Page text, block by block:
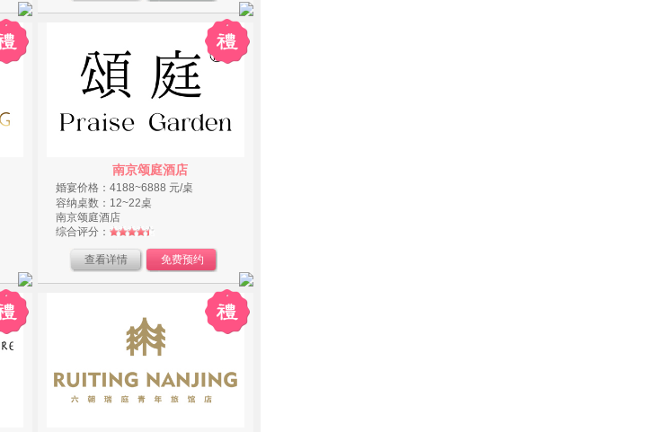
南京颂庭酒店
婚宴价格：4188~6888 元/桌
容纳桌数：12~22桌
南京颂庭酒店
综合评分：
查看详情 免费预约